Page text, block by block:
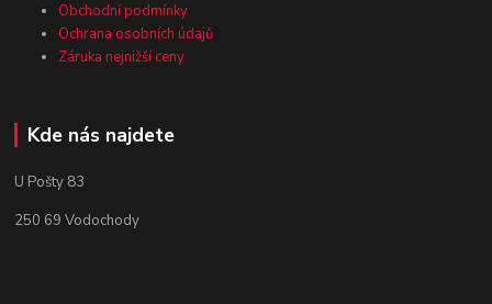
Obchodní podmínky
Ochrana osobních údajů
Záruka nejnižší ceny
Kde nás najdete
U Pošty 83
250 69 Vodochody